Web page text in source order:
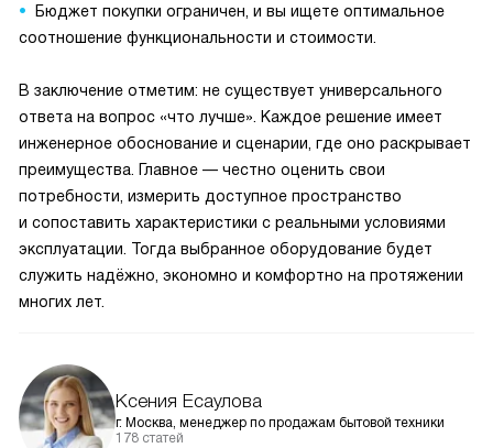
Бюджет покупки ограничен, и вы ищете оптимальное
соотношение функциональности и стоимости.
В заключение отметим: не существует универсального
ответа на вопрос «что лучше». Каждое решение имеет
инженерное обоснование и сценарии, где оно раскрывает
преимущества. Главное — честно оценить свои
потребности, измерить доступное пространство
и сопоставить характеристики с реальными условиями
эксплуатации. Тогда выбранное оборудование будет
служить надёжно, экономно и комфортно на протяжении
многих лет.
Ксения Есаулова
г. Москва, менеджер по продажам бытовой техники
178 статей